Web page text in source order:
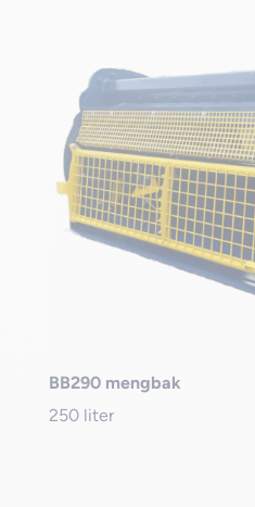
BB290 mengbak
250 liter